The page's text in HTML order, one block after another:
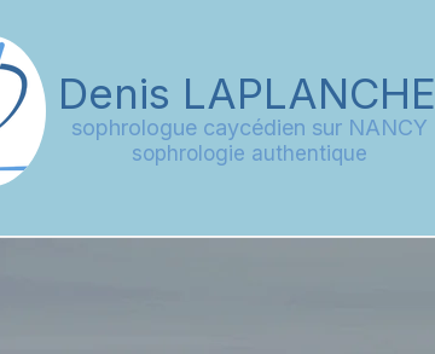
Denis LAPLANCHE
sophrologue caycédien sur NANCY
sophrologie authentique